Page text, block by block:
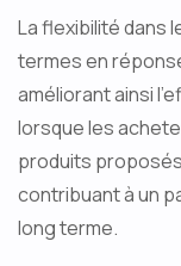
La flexibilité dans
termes en
améliorant ainsi
lorsque les
produits
contribuant à un
long terme.